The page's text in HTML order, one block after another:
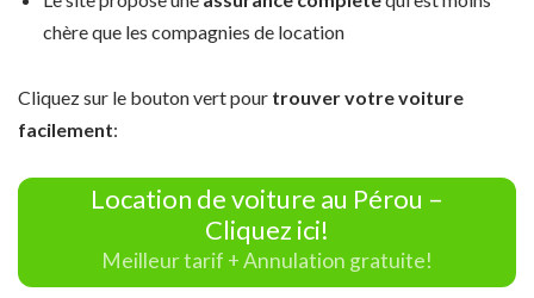
chère que les compagnies de location
Cliquez sur le bouton vert pour trouver votre voiture
facilement:
Location de voiture au Pérou –
Cliquez ici!
Meilleur tarif + Annulation gratuite!